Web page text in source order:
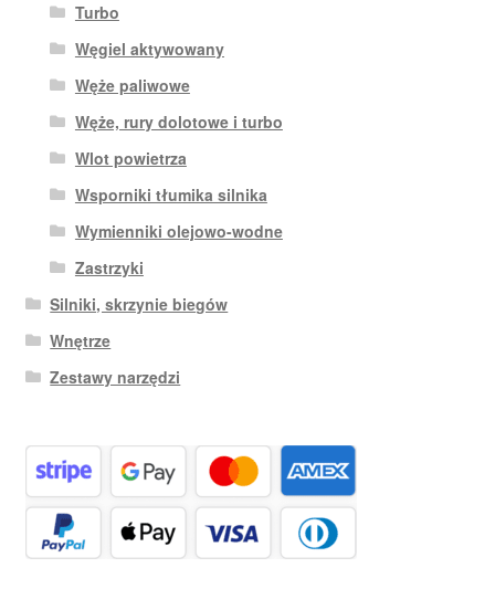
Turbo
Węgiel aktywowany
Węże paliwowe
Węże, rury dolotowe i turbo
Wlot powietrza
Wsporniki tłumika silnika
Wymienniki olejowo-wodne
Zastrzyki
Silniki, skrzynie biegów
Wnętrze
Zestawy narzędzi